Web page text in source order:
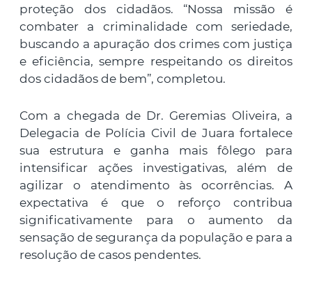
proteção dos cidadãos. “Nossa missão é
combater a criminalidade com seriedade,
buscando a apuração dos crimes com justiça
e eficiência, sempre respeitando os direitos
dos cidadãos de bem”, completou.
Com a chegada de Dr. Geremias Oliveira, a
Delegacia de Polícia Civil de Juara fortalece
sua estrutura e ganha mais fôlego para
intensificar ações investigativas, além de
agilizar o atendimento às ocorrências. A
expectativa é que o reforço contribua
significativamente para o aumento da
sensação de segurança da população e para a
resolução de casos pendentes.